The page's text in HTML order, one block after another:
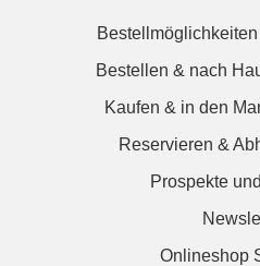
Bestellen & nach
Kaufen & in den
Reservieren &
Prospekte
Onlineshop